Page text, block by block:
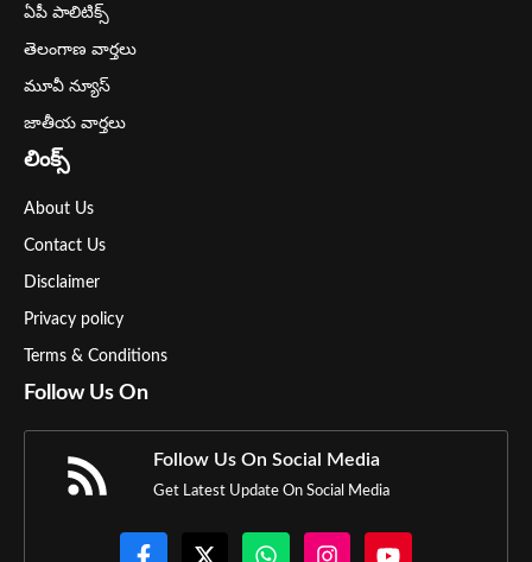
ఏపీ పాలిటిక్స్
తెలంగాణ వార్తలు
మూవీ న్యూస్
జాతీయ వార్తలు
లింక్స్
About Us
Contact Us
Disclaimer
Privacy policy
Terms & Conditions
Follow Us On
Follow Us On Social Media
Get Latest Update On Social Media